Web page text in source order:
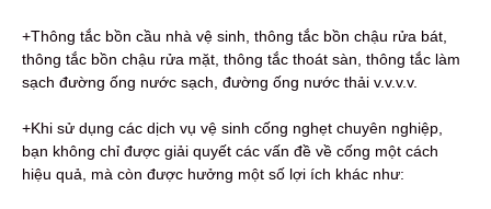
+Thông tắc bồn cầu nhà vệ sinh, thông tắc bồn chậu rửa bát,
thông tắc bồn chậu rửa mặt, thông tắc thoát sàn, thông tắc làm
sạch đường ống nước sạch, đường ống nước thải v.v.v.v.
+Khi sử dụng các dịch vụ vệ sinh cống nghẹt chuyên nghiệp,
bạn không chỉ được giải quyết các vấn đề về cống một cách
hiệu quả, mà còn được hưởng một số lợi ích khác như: